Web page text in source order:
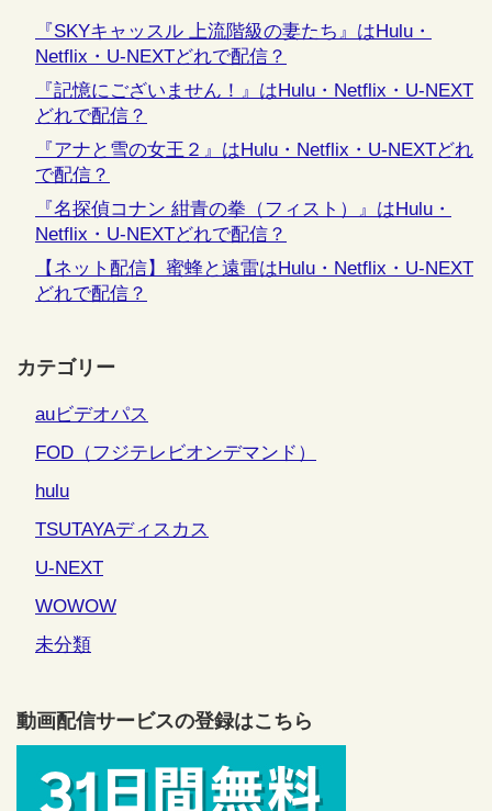
『SKYキャッスル 上流階級の妻たち』はHulu・
Netflix・U-NEXTどれで配信？
『記憶にございません！』はHulu・Netflix・U-NEXT
どれで配信？
『アナと雪の女王２』はHulu・Netflix・U-NEXTどれ
で配信？
『名探偵コナン 紺青の拳（フィスト）』はHulu・
Netflix・U-NEXTどれで配信？
【ネット配信】蜜蜂と遠雷はHulu・Netflix・U-NEXT
どれで配信？
カテゴリー
auビデオパス
FOD（フジテレビオンデマンド）
hulu
TSUTAYAディスカス
U-NEXT
WOWOW
未分類
動画配信サービスの登録はこちら